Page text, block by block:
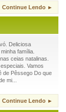
Continue Lendo ►
Deliciosa
família.
ceias natalinas.
Vamos
de Pêssego Do que
mi...
Continue Lendo ►